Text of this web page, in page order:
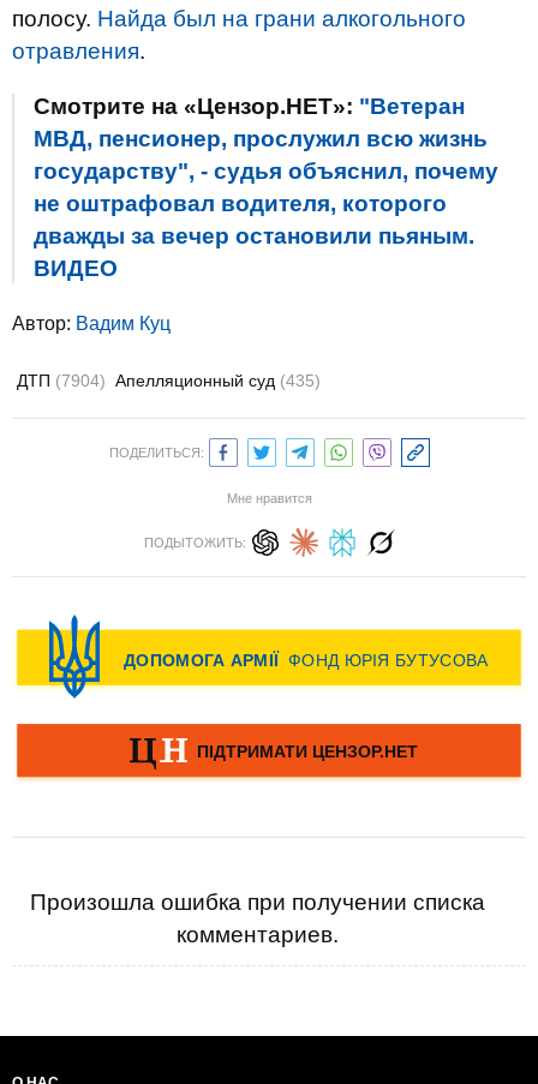
полосу. Найда был на грани алкогольного
отравления.
Смотрите на «Цензор.НЕТ»: "Ветеран
МВД, пенсионер, прослужил всю жизнь
государству", - судья объяснил, почему
не оштрафовал водителя, которого
дважды за вечер остановили пьяным.
ВИДЕО
Автор: Вадим Куц
ДТП (7904) Апелляционный суд (435)
ПОДЕЛИТЬСЯ:
Мне нравится
ПОДЫТОЖИТЬ:
Произошла ошибка при получении списка
комментариев.